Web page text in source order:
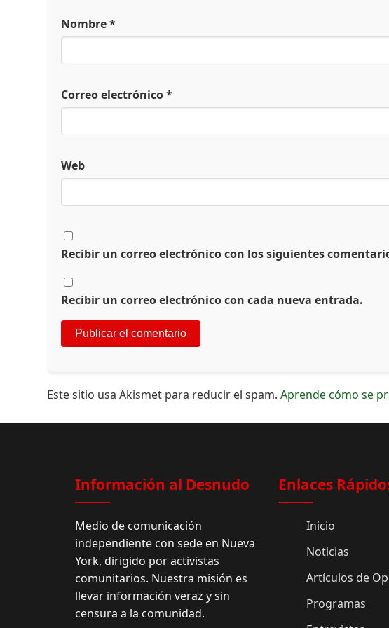
Nombre*
Correo electrónico*
Web
Recibir un correo electrónico con los siguientes
Recibir un correo electrónico con cada nueva entrada.
Este sitio usa Akismet para reducir el spam.Aprende cómo se
Información al Desnudo
Medio de comunicación
independiente con sede en Nueva
York, dirigido por activistas
comunitarios. Nuestra misión es
llevar información veraz y sin
censura a la comunidad.
Enlaces
Inicio
Noticias
Artículos de
Programas